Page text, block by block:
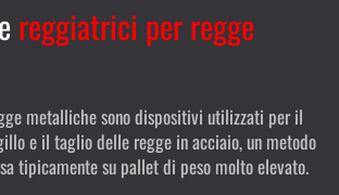
reggiatrici per regge
metalliche sono dispositivi utilizzati per il
e il taglio delle regge in acciaio, un metodo
tipicamente su pallet di peso molto elevato.